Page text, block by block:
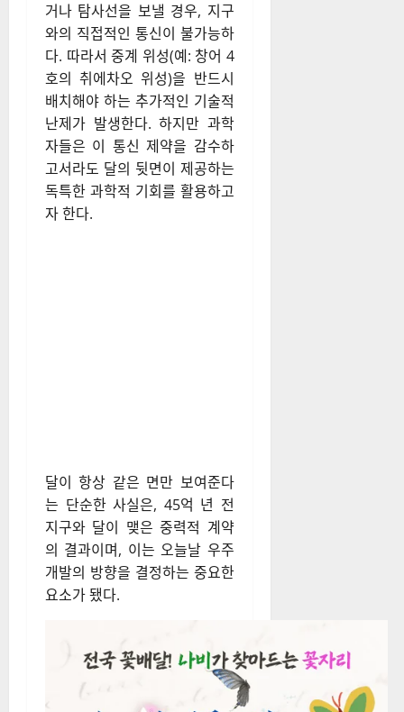
거나 탐사선을 보낼 경우, 지구
와의 직접적인 통신이 불가능하
다. 따라서 중계 위성(예: 창어 4
호의 취에차오 위성)을 반드시
배치해야 하는 추가적인 기술적
난제가 발생한다. 하지만 과학
자들은 이 통신 제약을 감수하
고서라도 달의 뒷면이 제공하는
독특한 과학적 기회를 활용하고
자 한다.
달이 항상 같은 면만 보여준다
는 단순한 사실은, 45억 년 전
지구와 달이 맺은 중력적 계약
의 결과이며, 이는 오늘날 우주
개발의 방향을 결정하는 중요한
요소가 됐다.